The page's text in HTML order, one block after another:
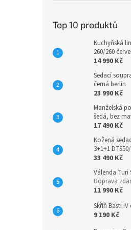
Top 10 produktů
Kuchyňská
260/260
14 990 Kč
Sedací
černá berlin
23 990 Kč
Manželská
šedá, bez
17 490 Kč
Kožená
3+1+1
33 490 Kč
Válenda Turi
Doprava
11 990 Kč
Skříň Basti
9 190 Kč